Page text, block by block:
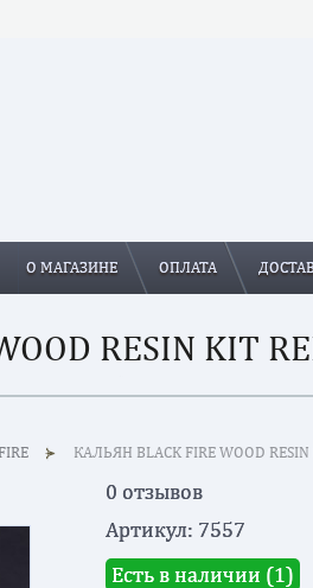
О МАГАЗИНЕ ОПЛАТА
RESIN KIT
КАЛЬЯН BLACK FIRE WOOD
0 отзывов
Артикул: 7557
Есть в наличии (1)